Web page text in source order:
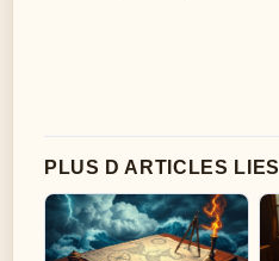
PLUS D ARTICLES LIES